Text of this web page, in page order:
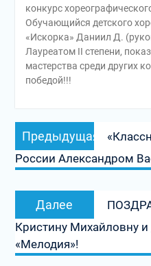
конкурс
Обучающийся детского
«Искорка» Даниил Д.
Лауреатом II степени,
мастерства среди других
победой!!!
Навигация
по
записям
Предыдущая
запись:
России Александром
Далее
запись:
Кристину Михайловну
«Мелодия»!